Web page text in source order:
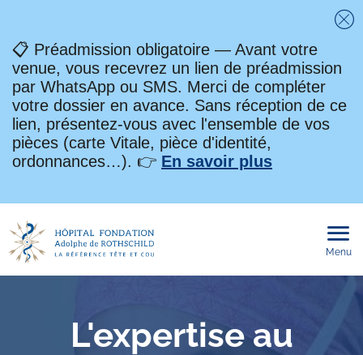
📋 Préadmission obligatoire — Avant votre
venue, vous recevrez un lien de préadmission
par WhatsApp ou SMS. Merci de compléter
votre dossier en avance. Sans réception de ce
lien, présentez-vous avec l'ensemble de vos
pièces (carte Vitale, pièce d'identité,
ordonnances…). 👉 En savoir plus
Menu
L'expertise au